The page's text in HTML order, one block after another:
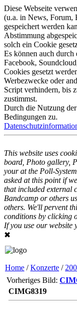
Diese Webseite
(u.a. in News, Forum,
gespeichert werden
Abstimmung
solch ein Cookie
Es können auch durch
Facebook,
Cookies gesetzt
Werbezwecke oder
Script verhindern, bis
zustimmst.
Durch die Nutzung der
Bedingungen zu.
This website uses
board, Photo gallery,
your at the Poll-
asked at this point if
that included external
Bandcamp or others
others. We'll pervent
conditions by clicking
If you use our website
✖
Home /Konzerte /
Vorheriges Bild:
CIMG8319